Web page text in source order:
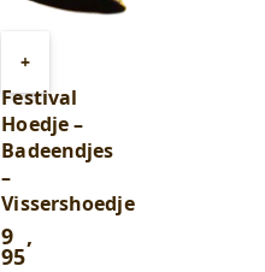
+
aan
winkelwagen
Festival
Hoedje –
Badeendjes
–
Vissershoedje
9 ,
95